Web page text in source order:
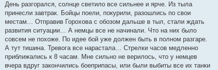
День разгорался, солнце светило все сильнее и ярче. Из тыла
принесли завтрак. Бойцы поели, покурили, разошлись по свои
местам… Отправив Горохова с обозом дальше в тыл, стали ждать
развития ситуации… А немцы все не начинали. Что на них было
совсем не похоже. По идее бой уже должен быть в полном разгаре.
А тут тишина. Тревога все нарастала… Стрелки часов медленно
приближались к 8 часам. Мне сильно не верилось, что у немцев
вчера вдруг закончились боеприпасы, или были выбиты все их танки